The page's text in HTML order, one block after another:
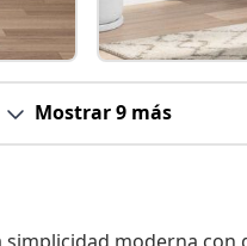
Mostrar 9 más